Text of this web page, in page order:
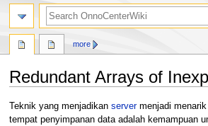
Redundant Arrays of
Jump
to
Jump
to
Teknik yang menjadikan servermenjadi
tempat penyimpanan data adalah kemampuan
more
search